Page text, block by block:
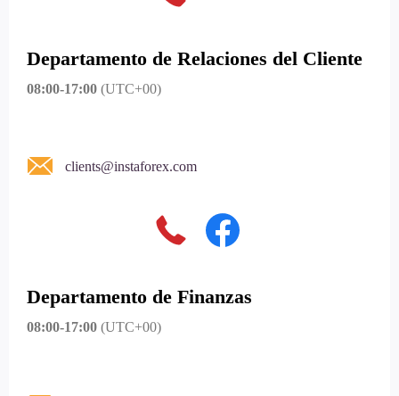
Departamento de Relaciones del Cliente
08:00-17:00 (UTC+00)
clients@instaforex.com
Departamento de Finanzas
08:00-17:00 (UTC+00)